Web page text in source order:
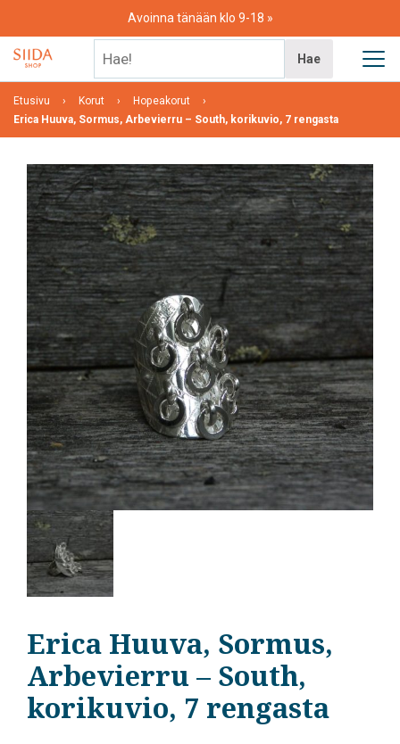
content
Avoinna tänään klo 9-18
Hae
Etusivu Korut
Hopeakorut
Erica Huuva, Sormus, Arbevierru – South, korikuvio, 7 rengasta
Erica Huuva, Sormus,
Arbevierru – South,
korikuvio, 7 rengasta